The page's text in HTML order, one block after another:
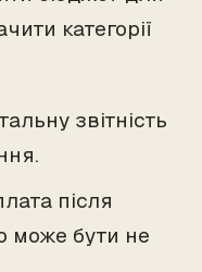
категорії
звітність
після
може бути не